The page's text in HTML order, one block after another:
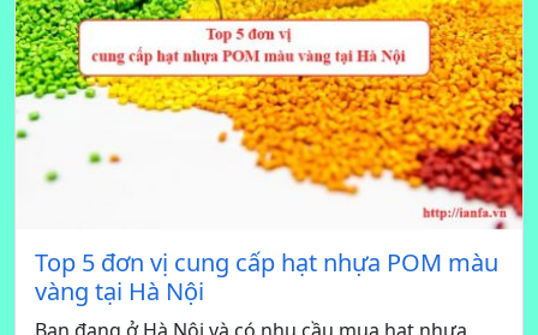
Top 5 đơn vị cung cấp hạt nhựa POM màu
vàng tại Hà Nội